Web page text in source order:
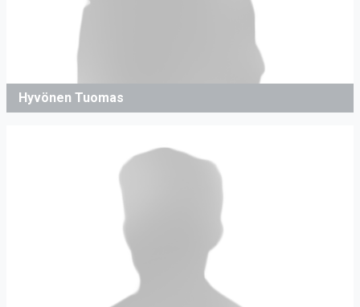
Hyvönen Tuomas